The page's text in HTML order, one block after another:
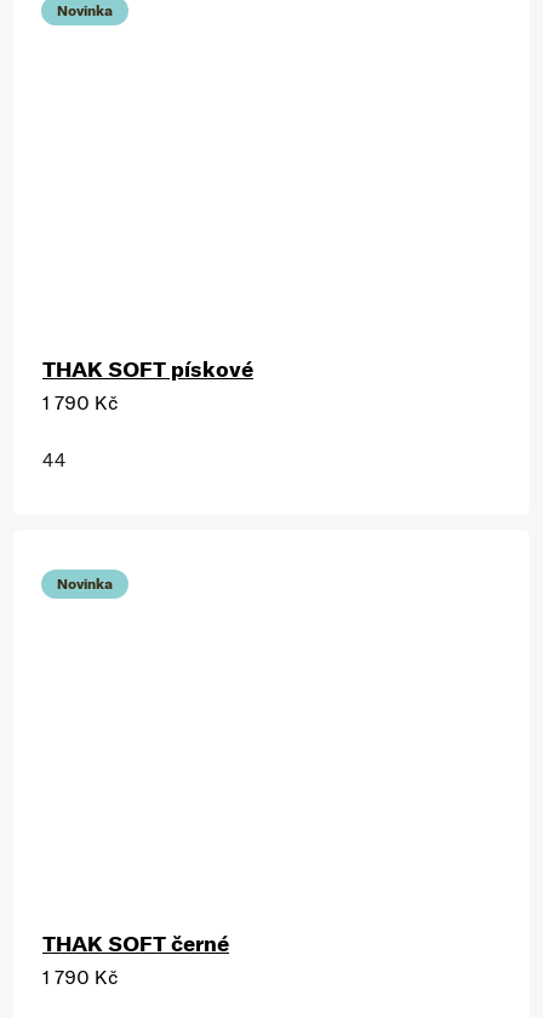
Novinka
THAK SOFT pískové
1 790 Kč
44
Novinka
THAK SOFT černé
1 790 Kč